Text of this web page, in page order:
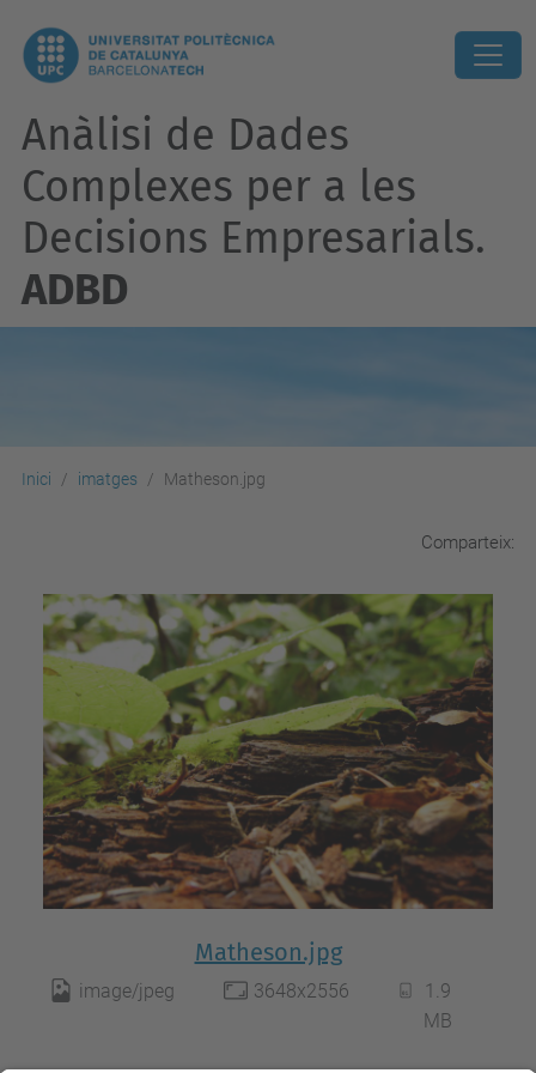
Anàlisi de Dades
Complexes per a les
Decisions Empresarials.
ADBD
Inici imatges Matheson.jpg
Comparteix:
Matheson.jpg
image/jpeg 3648x2556
1.9
MB